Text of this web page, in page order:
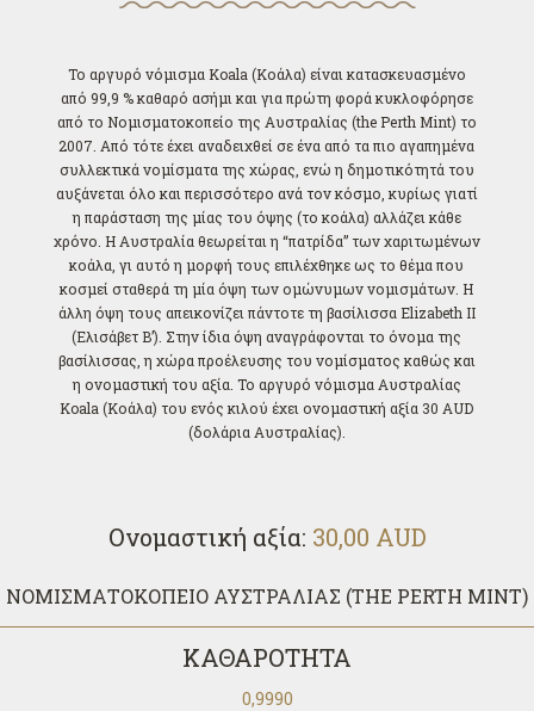
Το αργυρό νόμισμα Koala (Κοάλα) είναι κατασκευασμένο
από 99,9 % καθαρό ασήμι και για πρώτη φορά κυκλοφόρησε
από το Νομισματοκοπείο της Αυστραλίας (the Perth Mint) το
2007. Από τότε έχει αναδειχθεί σε ένα από τα πιο αγαπημένα
συλλεκτικά νομίσματα της χώρας, ενώ η δημοτικότητά του
αυξάνεται όλο και περισσότερο ανά τον κόσμο, κυρίως γιατί
η παράσταση της μίας του όψης (το κοάλα) αλλάζει κάθε
χρόνο. Η Αυστραλία θεωρείται η “πατρίδα” των χαριτωμένων
κοάλα, γι αυτό η μορφή τους επιλέχθηκε ως το θέμα που
κοσμεί σταθερά τη μία όψη των ομώνυμων νομισμάτων. Η
άλλη όψη τους απεικονίζει πάντοτε τη βασίλισσα Elizabeth II
(Ελισάβετ Β’). Στην ίδια όψη αναγράφονται το όνομα της
βασίλισσας, η χώρα προέλευσης του νομίσματος καθώς και
η ονομαστική του αξία. Το αργυρό νόμισμα Αυστραλίας
Koala (Κοάλα) του ενός κιλού έχει ονομαστική αξία 30 AUD
(δολάρια Αυστραλίας).
Ονομαστική αξία: 30,00 AUD
ΝΟΜΙΣΜΑΤΟΚΟΠΕΙΟ ΑΥΣΤΡΑΛΙΑΣ (THE PERTH MINT)
ΚΑΘΑΡΟΤΗΤΑ
0,9990